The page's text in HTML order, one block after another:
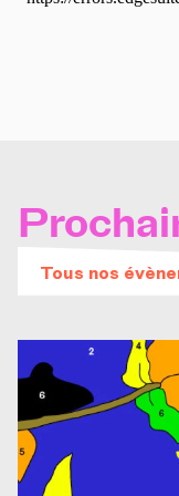
Tous nos